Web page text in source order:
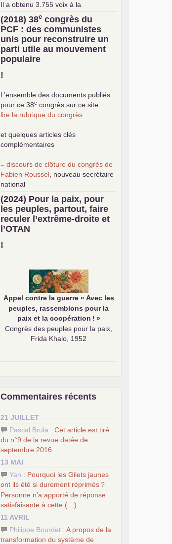
Il a obtenu 3.755 voix à la
consultation interne pour le choix de
la base commune (sur 24.376
exprimés).
(2018) 38e congrès du
PCF : des communistes
unis pour reconstruire un
parti utile au mouvement
populaire
!
L’ensemble des documents publiés
pour ce 38e congrès sur ce site
lire la rubrique du congrès
et quelques articles clés
complémentaires
– discours de clôture du congrès de
Fabien Roussel , nouveau secrétaire
national
–
analyse de classe du
mouvement des gilets jaunespar
Philippe Cordat
– un texte de Jean-Claude Delaunay
le marxisme est la science sociale de
notre temps
demandezle numéro 10 de la
revue Unir les Communistes
cinq chantiers pour contribuer
au débat sur le projet communiste
(2024) Pour la paix, pour
les peuples, partout, faire
reculer l’extrême-droite et
l’OTAN
!
Appel contre la guerre « Avec les
peuples, rassemblons pour la
paix et la coopération ! »
Congrès des peuples pour la paix,
Frida Khalo, 1952
–contribution de jeunes
chantiers pour affirmer l’ambition
révolutionnaire duPCF
–un texte de Jean-Claude Delaunay
le marxisme est la science sociale de
communistes et ouvrier d’Europe
–lescinq chantiers pour contribuer
au débat sur le projet communiste
Commentaires récents
21 JUILLET
Pascal Brula : Cet article est tiré
du n°9 de la revue datée de
septembre 2016.
13 MAI
Yan : Pourquoi les Gilets jaunes
ont ils été si durement réprimés?
Personne n’a apporté de réponse
satisfaisante à cette (…)
11 AVRIL
Philippe Bourdet : A propos de la
transformation du système de